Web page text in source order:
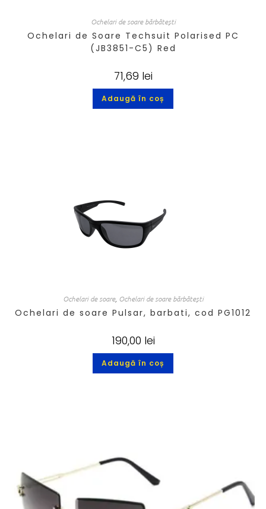
Ochelari de soare bărbătești
Ochelari de Soare Techsuit Polarised PC
(JB3851-C5) Red
71,69 lei
Adaugă în coș
Ochelari de soare, Ochelari de soare bărbătești
Ochelari de soare Pulsar, barbati, cod PG1012
190,00 lei
Adaugă în coș